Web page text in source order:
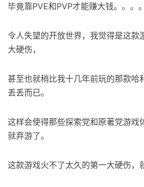
毕竟靠PVE和PVP才能赚大钱。。。
令人失望的开放世界，我觉得是这款
大硬伤，
甚至也就稍比我十几年前玩的那款哈
丢丢而已。
这样会使得那些探索党和原著党游戏
就弃游了。
这款游戏火不了太久的第一大硬伤，